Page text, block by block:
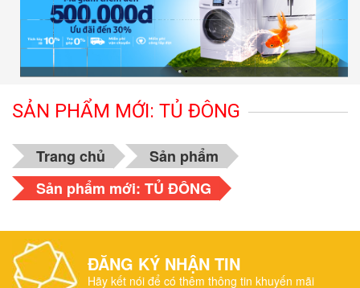
SẢN PHẨM MỚI: TỦ ĐÔNG
Trang chủ
Sản phẩm
Sản phẩm mới: TỦ ĐÔNG
ĐĂNG KÝ NHẬN TIN
Hãy kết nói để có thêm thông tin khuyến mãi